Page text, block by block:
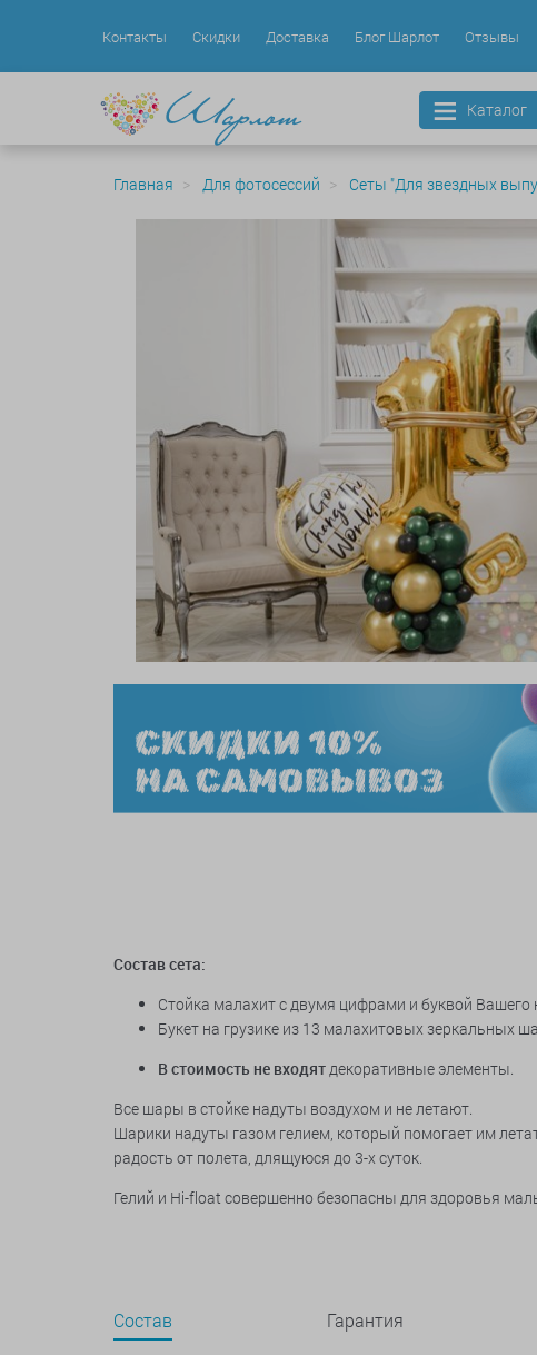
Контакты Скидки Доставка Блог Шарлот Отзывы
Каталог
Главная Для фотосессий Сеты "Для звездных
Состав сета:
Стойка малахит с двумя цифрами и буквой Вашего
Букет на грузике из 13 малахитовых зеркальных
В стоимость не входятдекоративные элементы.
Все шары в стойке надуты воздухом и не летают.
Шарики надуты газом гелием, который помогает им
радость от полета, длящуюся до 3-х суток.
Гелий и Hi-float совершенно безопасны для здоровья
Состав Гарантия